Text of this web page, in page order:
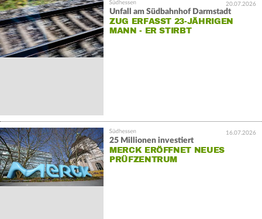
20.07.2026
Unfall am Südbahnhof Darmstadt
ZUG ERFASST 23-JÄHRIGEN
MANN - ER STIRBT
16.07.2026
25 Millionen investiert
MERCK ERÖFFNET NEUES
PRÜFZENTRUM